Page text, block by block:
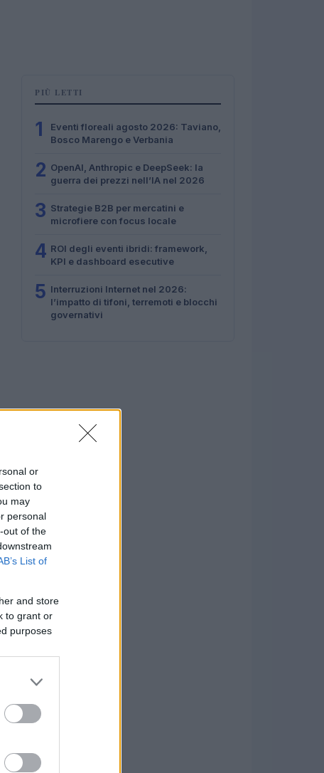
or
to
may
personal
out of the
List of
and store
to grant or
purposes
PIÙ LETTI
1
Eventi floreali agosto 2026: Taviano,
Bosco Marengo e Verbania
2 OpenAI, Anthropic e DeepSeek: la
guerra dei prezzi nell’IA nel 2026
3 Strategie B2B per mercatini e
microfiere con focus locale
4 ROI degli eventi ibridi: framework,
KPI e dashboard esecutive
5 Interruzioni Internet nel 2026:
l’impatto di tifoni, terremoti e blocchi
governativi